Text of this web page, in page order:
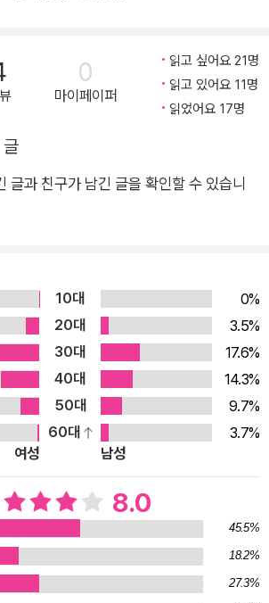
✦ 전 제일기획
대표 최인아 추천! ✦ 아마존 비즈니스 글
는 가장 스마트한 전략 정보 홍수의
것인가? 챗GPT는 못 하는 글쓰기 가이
아들은 경험이 있는가? 분명 이야기를 한
뮤니케이션의 어려움은 직장에서뿐만 아니
는 일이다. 우리는 너무 많은 자극에 노출
어들 사이로 무엇이 중요한 것인지 알아채
지도 그러한 홍수 속에 휩쓸려 버린다. 더
의 등장으로 ‘읽기’와 ‘쓰기’를 중심으로
이션에 대한 인식이 완전히 달라졌다. 인간
가 모두 대체할 수 있다는 전망까지 나온다.
에게 디지털 문해력을 요구하며 읽고 쓰는
를 가져왔다. 이제 커뮤니케이션은 개인뿐
영향력 있는 기업들에게도 중요한 과제가
대 기업부터 CIA, 심지어 미국 대통령까
어려움을 호소하고 있다. 《스마트 브
니케이션의 어려움을 해결해줄 특효약이다.
0
마이페이퍼
읽고 싶어요 21명
읽고 있어요 11명
읽었어요 17명
글과 친구가 남긴 글을 확인할 수 있습니
10대
0%
20대
3.5%
30대
17.6%
40대
14.3%
50대
9.7%
60대
3.7%
여성
남성
8.0
45.5%
18.2%
27.3%